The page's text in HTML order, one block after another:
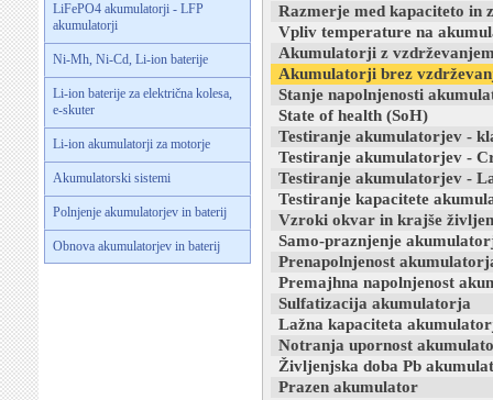
LiFePO4 akumulatorji - LFP
akumulatorji
Ni-Mh, Ni-Cd, Li-ion baterije
Li-ion baterije za električna kolesa,
e-skuter
Li-ion akumulatorji za motorje
Akumulatorski sistemi
Polnjenje akumulatorjev in baterij
Obnova akumulatorjev in baterij
Razmerje med kapaciteto in
Vpliv temperature na
Akumulatorji z
Akumulatorji brez
Stanje napolnjenosti
State of health (SoH)
Testiranje akumulatorjev -
Testiranje akumulatorjev -
Testiranje akumulatorjev -
Testiranje kapacitete
Vzroki okvar in krajše
Samo-praznjenje
Prenapolnjenost
Premajhna napolnjenost
Sulfatizacija akumulatorja
Lažna kapaciteta
Notranja upornost
Življenjska doba Pb
Prazen akumulator